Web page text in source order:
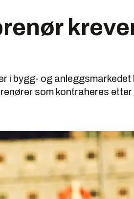
i bygg- og anleggsmarkedet
som kontraheres